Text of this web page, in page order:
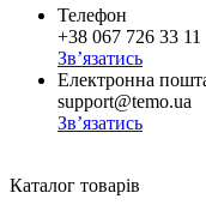
Телефон
+38 067 726 33 11
Зв’язатись
Електронна
support@temo.ua
Зв’язатись
Каталог товарів